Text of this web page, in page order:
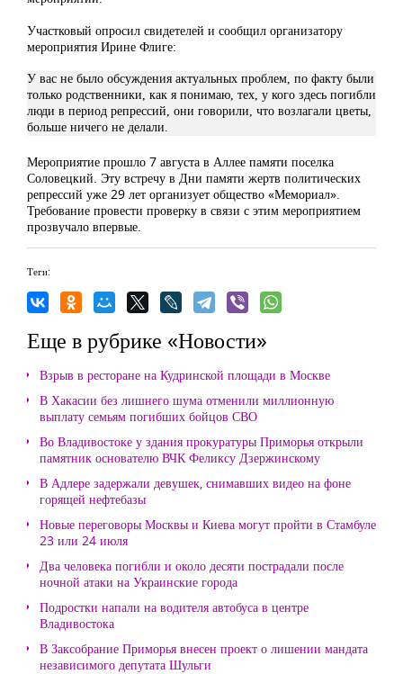
Участковый опросил свидетелей и сообщил организатору
мероприятия Ирине Флиге:
У вас не было обсуждения актуальных проблем, по факту были
только родственники, как я понимаю, тех, у кого здесь погибли
люди в период репрессий, они говорили, что возлагали цветы,
больше ничего не делали.
Мероприятие прошло 7 августа в Аллее памяти поселка
Соловецкий. Эту встречу в Дни памяти жертв политических
репрессий уже 29 лет организует общество «Мемориал».
Требование провести проверку в связи с этим мероприятием
прозвучало впервые.
Теги:
Еще в рубрике «Новости»
Взрыв в ресторане на Кудринской площади в Москве
В Хакасии без лишнего шума отменили миллионную
выплату семьям погибших бойцов СВО
Во Владивостоке у здания прокуратуры Приморья открыли
памятник основателю ВЧК Феликсу Дзержинскому
В Адлере задержали девушек, снимавших видео на фоне
горящей нефтебазы
Новые переговоры Москвы и Киева могут пройти в Стамбуле
23 или 24 июля
Два человека погибли и около десяти пострадали после
ночной атаки на Украинские города
Подростки напали на водителя автобуса в центре
Владивостока
В Заксобрание Приморья внесен проект о лишении мандата
независимого депутата Шульги